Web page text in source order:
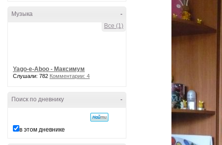
-
Музыка
Все (1)
Yago-e-Aboo - Максимум
Слушали: 782 Комментарии: 4
-
Поиск по дневнику
в этом дневнике